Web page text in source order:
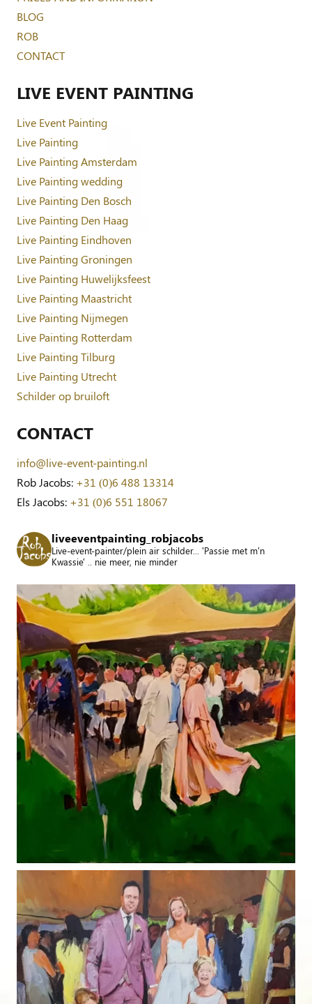
BLOG
ROB
CONTACT
LIVE EVENT PAINTING
Live Event Painting
Live Painting
Live Painting Amsterdam
Live Painting wedding
Live Painting Den Bosch
Live Painting Den Haag
Live Painting Eindhoven
Live Painting Groningen
Live Painting Huwelijksfeest
Live Painting Maastricht
Live Painting Nijmegen
Live Painting Rotterdam
Live Painting Tilburg
Live Painting Utrecht
Schilder op bruiloft
CONTACT
info@live-event-painting.nl
Rob Jacobs: +31 (0)6 488 13314
Els Jacobs: +31 (0)6 551 18067
liveeventpainting_robjacobs
Live-event-painter/plein air schilder... 'Passie met m'n
Kwassie' .. nie meer, nie minder